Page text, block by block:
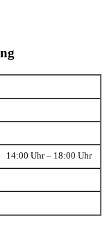
14:00 Uhr – 18:00 Uhr